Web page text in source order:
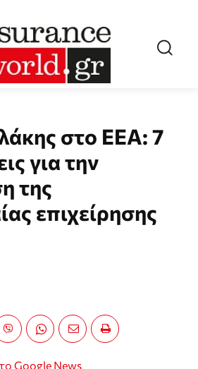
στο ΕΕΑ: 7
για την
της
επιχείρησης
Google News